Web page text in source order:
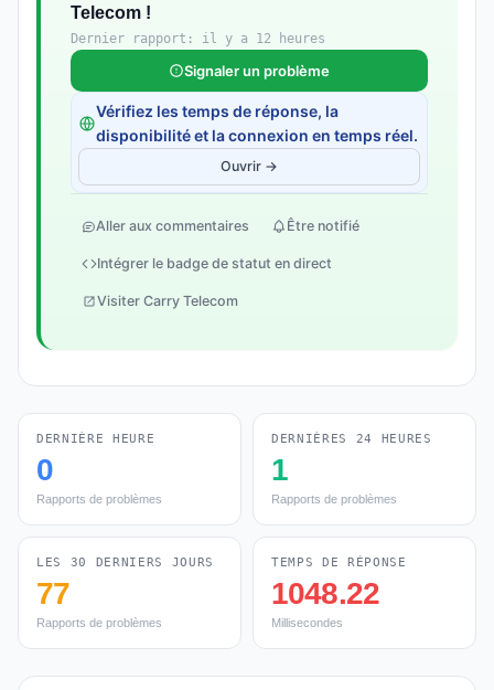
Telecom !
Dernier rapport: il y a 12 heures
Signaler un problème
Vérifiez les temps de réponse, la
disponibilité et la connexion en temps réel.
Ouvrir →
Aller aux commentaires Être notifié
Intégrer le badge de statut en direct
Visiter Carry Telecom
DERNIÈRE HEURE
0
Rapports de problèmes
DERNIÈRES 24 HEURES
1
Rapports de problèmes
LES 30 DERNIERS JOURS
77
Rapports de problèmes
TEMPS DE RÉPONSE
1048.22
Millisecondes